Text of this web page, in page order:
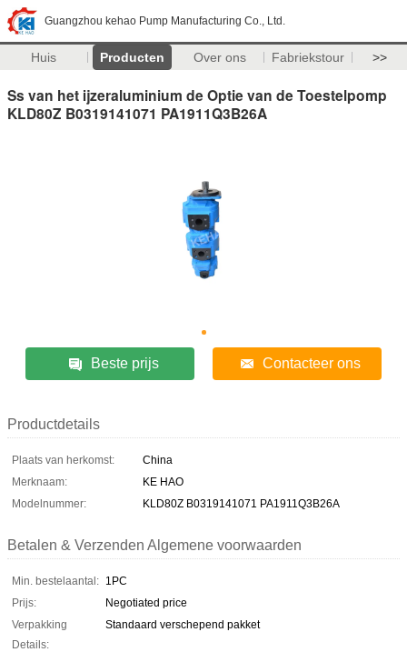
Guangzhou kehao Pump Manufacturing Co., Ltd.
Huis Producten Over ons Fabriekstour >>
Ss van het ijzeraluminium de Optie van de Toestelpomp
KLD80Z B0319141071 PA1911Q3B26A
Beste prijs Contacteer ons
Productdetails
Plaats van herkomst:
China
Merknaam:
KE HAO
Modelnummer:
KLD80Z B0319141071 PA1911Q3B26A
Betalen & Verzenden Algemene voorwaarden
Min. bestelaantal: 1PC
Prijs:
Negotiated price
Verpakking
Details:
Standaard verschepend pakket